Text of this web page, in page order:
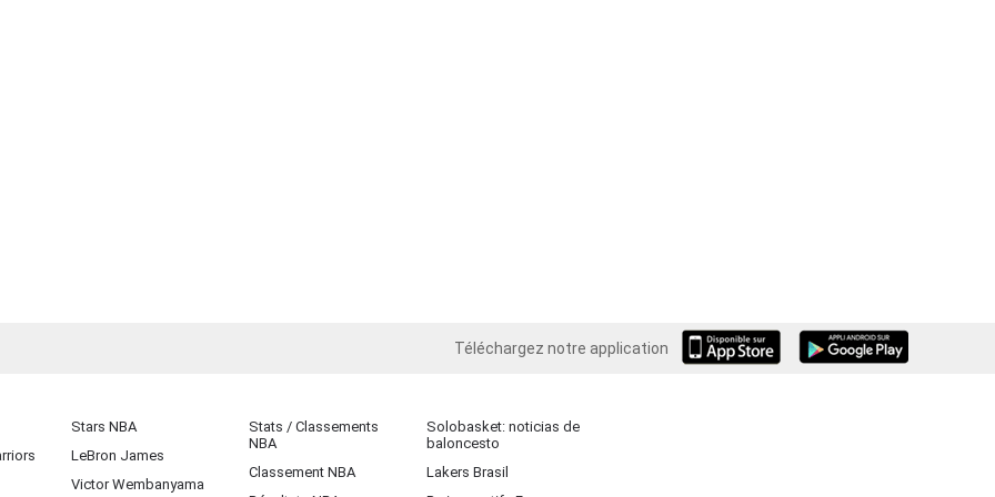
Téléchargez notre application
iOS Android
Stars NBA
LeBron James
Victor Wembanyama
Stats / Classements
NBA
Classement NBA
Solobasket: noticias de
baloncesto
Lakers Brasil